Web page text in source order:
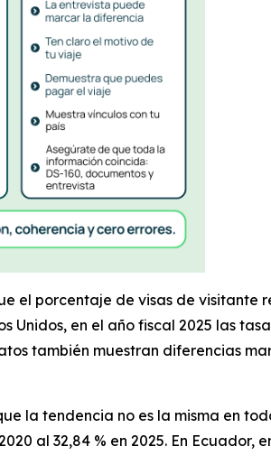
el porcentaje de visas de
en el año fiscal 2025 las
también muestran diferencias
la tendencia no es la misma en
al 32,84 % en 2025. En